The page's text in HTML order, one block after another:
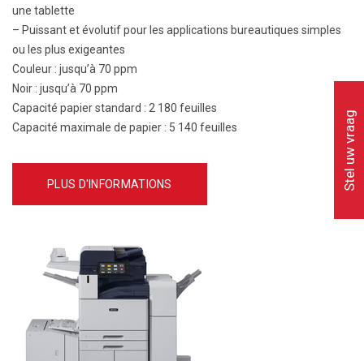
une tablette
– Puissant et évolutif pour les applications bureautiques simples
ou les plus exigeantes
Couleur : jusqu’à 70 ppm
Noir : jusqu’à 70 ppm
Capacité papier standard : 2 180 feuilles
Capacité maximale de papier : 5 140 feuilles
PLUS D'INFORMATIONS Stel uw vraag